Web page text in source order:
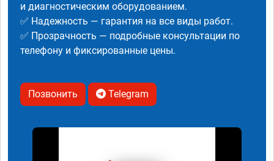
и диагностическим оборудованием.
✅ Надежность — гарантия на все виды работ.
✅ Прозрачность — подробные консультации по
телефону и фиксированные цены.
Позвонить Telegram